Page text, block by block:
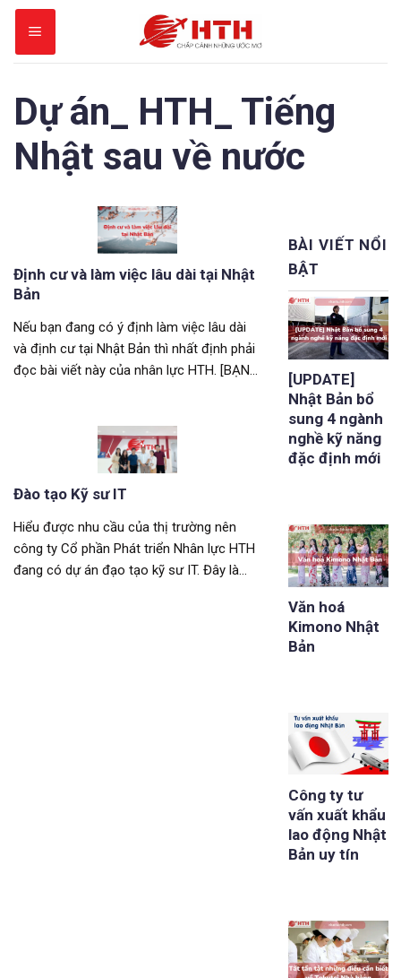
Skip
content
Dự án_ HTH_ Tiếng
Nhật sau về nước
Định cư và làm việc lâu dài tại Nhật
Bản
Nếu bạn đang có ý định làm việc lâu dài
và định cư tại Nhật Bản thì nhất định phải
đọc bài viết này của nhân lực HTH. [BẠN
có nhiều năm kinh nghiệm, muốn “định
Đào tạo Kỹ sư IT
Hiểu được nhu cầu của thị trường nên
công ty Cổ phần Phát triển Nhân lực HTH
đang có dự án đạo tạo kỹ sư IT. Đây là
BÀI VIẾT NỔI
BẬT
[UPDATE]
Nhật Bản bổ
sung 4 ngành
nghề kỹ năng
đặc định mới
Văn hoá
Kimono Nhật
Bản
Công ty tư
vấn xuất khẩu
lao động Nhật
Bản uy tín